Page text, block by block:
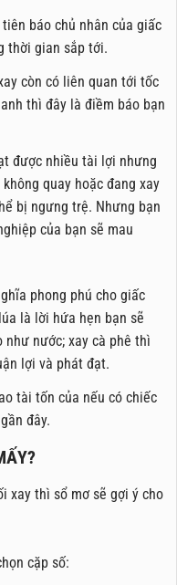
báo chủ nhân của giấc
thời gian sắp tới.
còn có liên quan tới tốc
thì đây là điềm báo bạn
được nhiều tài lợi nhưng
quay hoặc đang xay
bị ngưng trệ. Nhưng bạn
của bạn sẽ mau
phong phú cho giấc
là lời hứa hẹn bạn sẽ
nước; xay cà phê thì
lợi và phát đạt.
tài tốn của nếu có chiếc
đây.
xay thì sổ mơ sẽ gợi ý cho
cặp số: